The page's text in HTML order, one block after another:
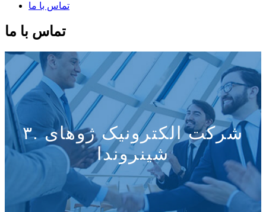
تماس با ما
تماس با ما
۳. شرکت الکترونیک ژوهای
شینروندا